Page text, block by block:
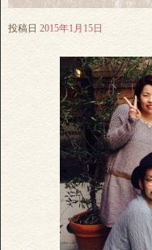
投稿日 2015年1月15日